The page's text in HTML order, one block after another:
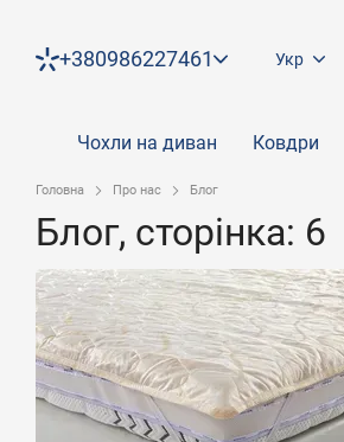
+380986227461 Укр
Чохли на диван Ковдри
Головна Про нас Блог
Блог, сторінка: 6